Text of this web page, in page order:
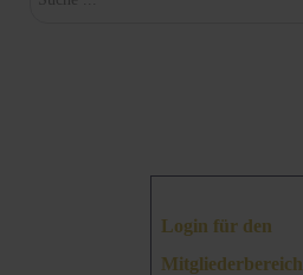
Login für den
Mitgliederbereich